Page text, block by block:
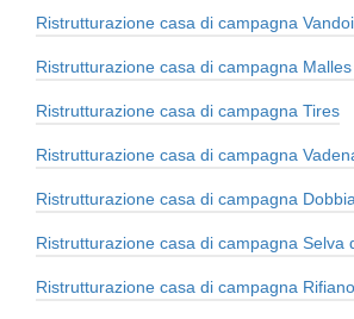
Ristrutturazione casa di campagna
Ristrutturazione casa di campagna Malles
Ristrutturazione casa di campagna Tires
Ristrutturazione casa di campagna
Ristrutturazione casa di campagna
Ristrutturazione casa di campagna Selva
Ristrutturazione casa di campagna Rifiano